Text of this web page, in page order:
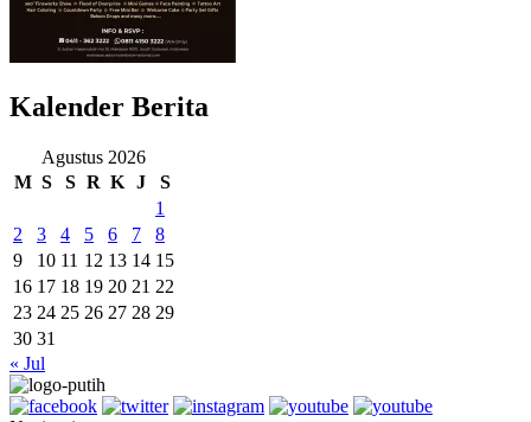
Kalender Berita
Agustus 2026
M S S R K J
S
1
2
3 4 5 6 7
8
9
10 11 12 13 14 15
16 17 18 19 20 21 22
23 24 25 26 27 28 29
30 31
« Jul